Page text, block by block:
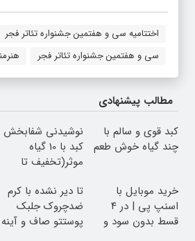
اختتامیه سی و هفتمین جشنواره تئاتر فجر
سی و هفتمین جشنواره تئاتر فجر
مطالب پیشنهادی
کبد قوی و سالم با
چند گیاه خوش طعم
نوشیدنی شفابخش
کبد با 10 گیاه
موثر(تخفیف تا
خرید موبایل با
اسنپ پی | در ۴
قسط بدون سود و
تا دیر نشده با کرم
ضدچروک جلبک
پوستتو صاف و آینه